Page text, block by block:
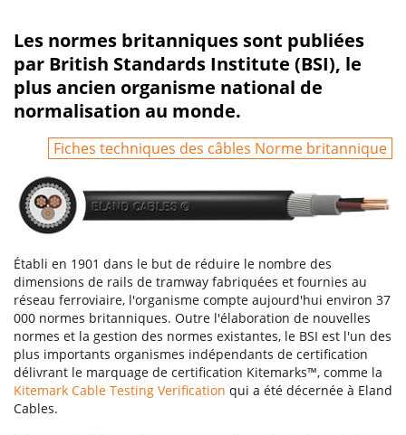
Les normes britanniques sont publiées
par British Standards Institute (BSI), le
plus ancien organisme national de
normalisation au monde.
Fiches techniques des câbles Norme britannique
Établi en 1901 dans le but de réduire le nombre des
dimensions de rails de tramway fabriquées et fournies au
réseau ferroviaire, l'organisme compte aujourd'hui environ 37
000 normes britanniques. Outre l'élaboration de nouvelles
normes et la gestion des normes existantes, le BSI est l'un des
plus importants organismes indépendants de certification
délivrant le marquage de certification Kitemarks™, comme la
Kitemark Cable Testing Verification qui a été décernée à Eland
Cables.